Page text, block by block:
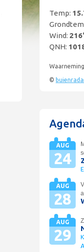
Temp:
Wind:
QNH:
©
AUG
24
AUG
28
AUG
29